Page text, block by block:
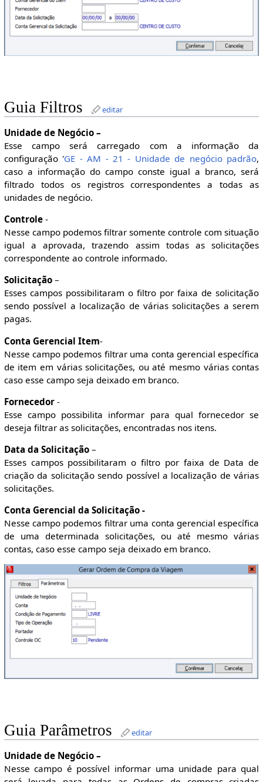
Guia Filtros editar
Unidade de Negócio –
Esse campo será carregado com a informação da
configuração 'GE - AM - 21 - Unidade de negócio padrão,
caso a informação do campo conste igual a branco, será
filtrado todos os registros correspondentes a todas as
unidades de negócio.
Controle-
Nesse campo podemos filtrar somente controle com situação
igual a aprovada, trazendo assim todas as solicitações
correspondente ao controle informado.
Solicitação–
Esses campos possibilitaram o filtro por faixa de solicitação
sendo possível a localização de várias solicitações a serem
pagas.
Conta Gerencial Item-
Nesse campo podemos filtrar uma conta gerencial específica
de item em várias solicitações, ou até mesmo várias contas
caso esse campo seja deixado em branco.
Fornecedor-
Esse campo possibilita informar para qual fornecedor se
deseja filtrar as solicitações, encontradas nos itens.
Data da Solicitação–
Esses campos possibilitaram o filtro por faixa de Data de
criação da solicitação sendo possível a localização de várias
solicitações.
Conta Gerencial da Solicitação -
Nesse campo podemos filtrar uma conta gerencial específica
de uma determinada solicitações, ou até mesmo várias
contas, caso esse campo seja deixado em branco.
Guia Parâmetros editar
Unidade de Negócio –
Nesse campo é possível informar uma unidade para qual